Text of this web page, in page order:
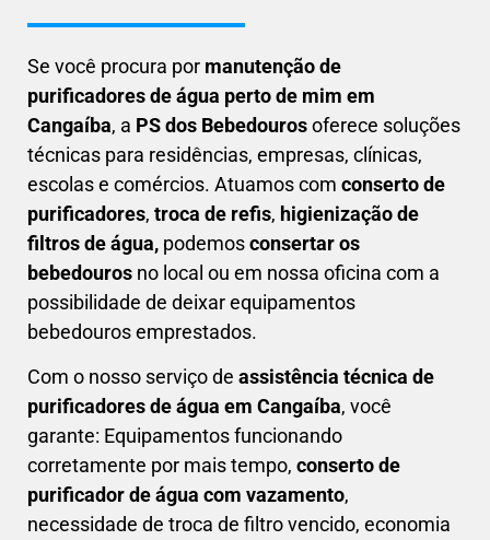
Se você procura por manutenção de
purificadores de água perto de mim em
Cangaíba, a PS dos Bebedourosoferece soluções
técnicas para residências, empresas, clínicas,
escolas e comércios. Atuamos com conserto de
purificadores, troca de refis, higienização de
filtros de água, podemosconsertar os
bebedouros no local ou em nossa oficina com a
possibilidade de deixar equipamentos
bebedouros emprestados.
Com o nosso serviço de assistência técnica de
purificadores de água em Cangaíba, você
garante: Equipamentos funcionando
corretamente por mais tempo, conserto de
purificador de água com vazamento,
necessidade de troca de filtro vencido, economia